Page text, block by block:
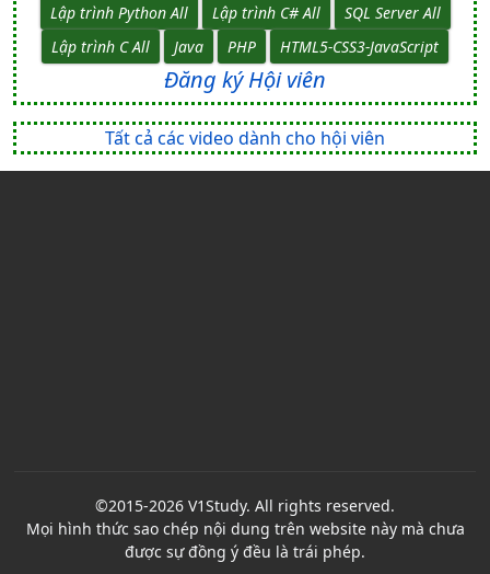
Lập trình Python All Lập trình C# All
SQL Server All
Lập trình C All
Java PHP HTML5-CSS3-JavaScript
Đăng ký Hội viên
Tất cả các video dành cho hội viên
©2015-2026 V1Study. All rights reserved.
Mọi hình thức sao chép nội dung trên website này mà chưa
được sự đồng ý đều là trái phép.